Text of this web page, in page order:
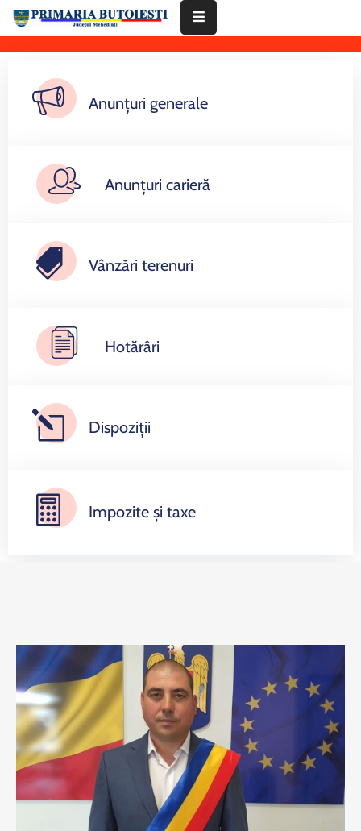
Primăria
Interes
Public
Contact
Anunțuri generale
Anunțuri carieră
Vânzări terenuri
Hotărâri
Dispoziții
Impozite și taxe